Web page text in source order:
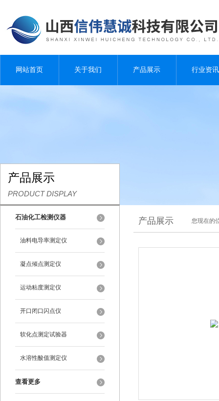
网站首页 关于我们 产品展示 行业资讯
产品展示
PRODUCT DISPLAY
石油化工检测仪器
油料电导率测定仪
凝点倾点测定仪
运动粘度测定仪
开口闭口闪点仪
软化点测定试验器
水溶性酸值测定仪
查看更多
产品展示 您现在的